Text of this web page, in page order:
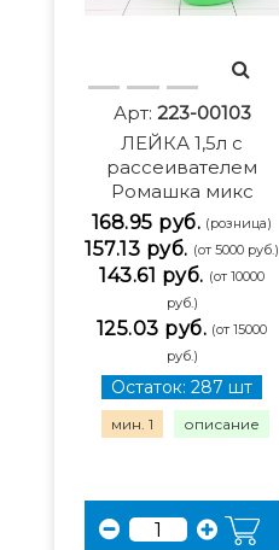
Арт: 223-00103
ЛЕЙКА 1,5л с
рассеивателем
Ромашка микс
168.95 руб. (розница)
157.13 руб. (от 5000 руб.)
143.61 руб. (от 10000
руб.)
125.03 руб. (от 15000
руб.)
Остаток: 287 шт
мин. 1 описание